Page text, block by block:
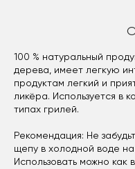
100 % натуральный
дерева, имеет легкую
продуктам легкий и
ликёра. Используется в
типах грилей.
Рекомендация: Не
щепу в холодной воде на
Использовать можно